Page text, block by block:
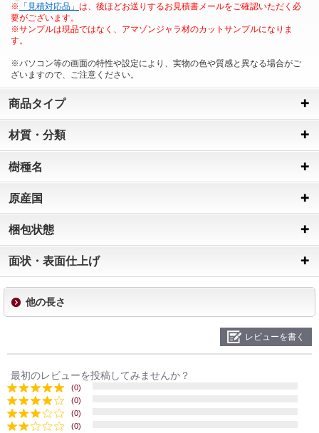
※ 「見積対応品」 は、後ほどお送りするお見積書メールをご確認いただく必
要がございます。
※サンプルは現品ではなく、アマゾンジャラ材のカットサンプルになりま
す。
※パソコン等の画面の特性や設定により、実物の色や質感と異なる場合がご
ざいますので、ご注意ください。
商品タイプ
材質・分類
樹種名
原産国
梱包状態
面状・表面仕上げ
他の長さ
レビューを書く
最初のレビューを投稿してみませんか？
(0)
(0)
(0)
(0)